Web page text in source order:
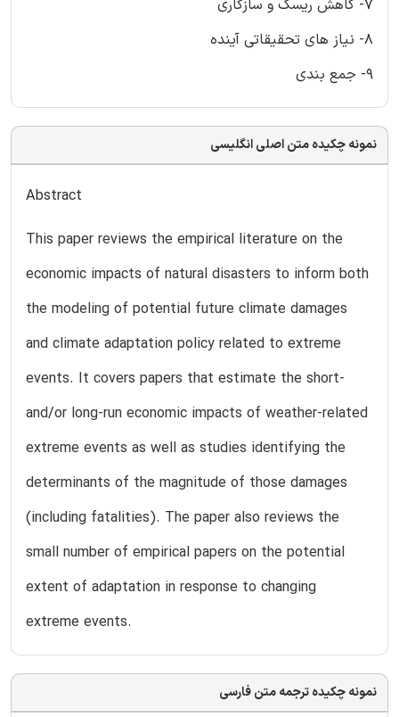
7- کاهش ریسک و سازگاری
8- نیاز های تحقیقاتی آینده
9- جمع بندی
نمونه چکیده متن اصلی انگلیسی
Abstract
This paper reviews the empirical literature on the
economic impacts of natural disasters to inform both
the modeling of potential future climate damages
and climate adaptation policy related to extreme
events. It covers papers that estimate the short-
and/or long-run economic impacts of weather-related
extreme events as well as studies identifying the
determinants of the magnitude of those damages
(including fatalities). The paper also reviews the
small number of empirical papers on the potential
extent of adaptation in response to changing
extreme events.
نمونه چکیده ترجمه متن فارسی